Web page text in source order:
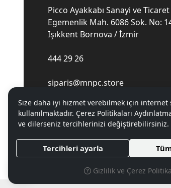
Picco Ayakkabı Sanayi ve
Egemenlik Mah. 6086 Sok. No:
Işıkkent Bornova / İzmir
444 29 26
siparis@mnpc.store
Size daha iyi hizmet verebilmek için internet
kullanılmaktadır. Çerez Politikaları
ve dilerseniz tercihlerinizi değiştirebilirsiniz.
Tercihleri ayarla
Gizlilik ve Çerez